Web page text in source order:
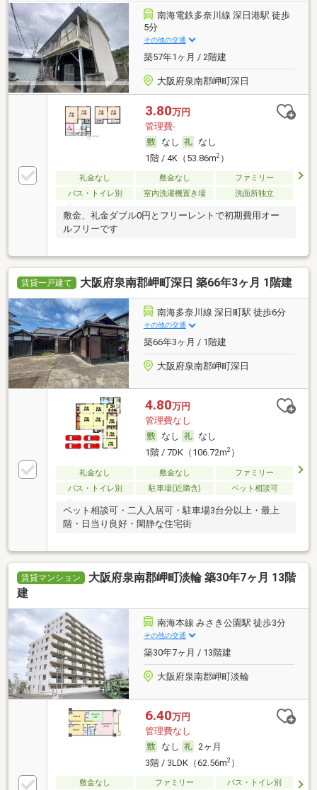
南海電鉄多奈川線 深日港駅 徒歩
5分
その他の交通
築57年1ヶ月 / 2階建
大阪府泉南郡岬町深日
3.80万円
管理費-
なし
なし
1階 / 4K（53.86m2）
礼金なし 敷金なし
ファミリー
バス・トイレ別
室内洗濯機置き場 洗面所独立
敷金、礼金ダブル0円とフリーレントで初期費用オー
ルフリーです
賃貸一戸建て 大阪府泉南郡岬町深日 築66年3ヶ月 1階建
南海多奈川線 深日町駅 徒歩6分
その他の交通
築66年3ヶ月 / 1階建
大阪府泉南郡岬町深日
4.80万円
管理費なし
なし
なし
1階 / 7DK（106.72m2）
礼金なし 敷金なし
ファミリー
バス・トイレ別
駐車場(近隣含) ペット相談可
ペット相談可・二人入居可・駐車場3台分以上・最上
階・日当り良好・閑静な住宅街
賃貸マンション
大阪府泉南郡岬町淡輪 築30年7ヶ月 13階
建
南海本線 みさき公園駅 徒歩3分
その他の交通
築30年7ヶ月 / 13階建
大阪府泉南郡岬町淡輪
6.40万円
管理費なし
なし
2ヶ月
3階 / 3LDK（62.56m2）
敷金なし ファミリー
バス・トイレ別